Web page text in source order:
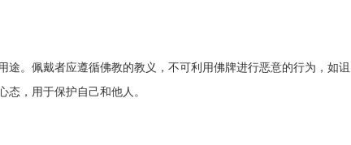
途。佩戴者应遵循佛教的教义，不可利用佛牌进行恶意的行为，如诅
态，用于保护自己和他人。